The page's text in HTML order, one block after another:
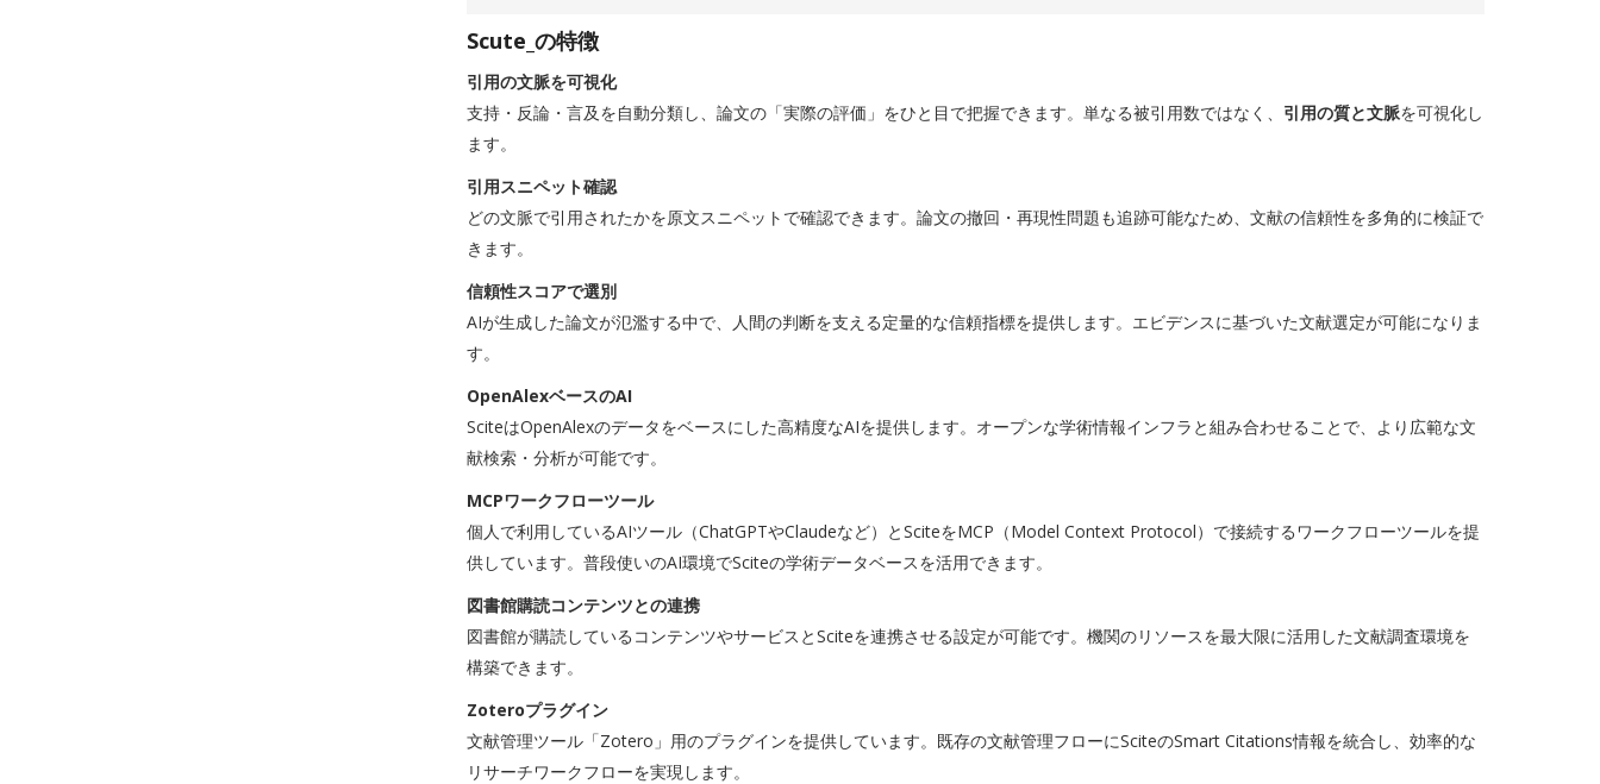
Scute_の特徴
引用の文脈を可視化
支持・反論・言及を自動分類し、論文の「実際の評価」をひと目で把握できます。単なる被引用数ではなく、 引用の質と文脈を可視化し
ます。
引用スニペット確認
どの文脈で引用されたかを原文スニペットで確認できます。論文の撤回・再現性問題も追跡可能なため、文献の信頼性を多角的に検証で
きます。
信頼性スコアで選別
AIが生成した論文が氾濫する中で、人間の判断を支える定量的な信頼指標を提供します。エビデンスに基づいた文献選定が可能になりま
す。
OpenAlexベースのAI
SciteはOpenAlexのデータをベースにした高精度なAIを提供します。オープンな学術情報インフラと組み合わせることで、より広範な文
献検索・分析が可能です。
MCPワークフローツール
個人で利用しているAIツール（ChatGPTやClaudeなど）とSciteをMCP（Model Context Protocol）で接続するワークフローツールを提
供しています。普段使いのAI環境でSciteの学術データベースを活用できます。
図書館購読コンテンツとの連携
図書館が購読しているコンテンツやサービスとSciteを連携させる設定が可能です。機関のリソースを最大限に活用した文献調査環境を
構築できます。
Zoteroプラグイン
文献管理ツール「Zotero」用のプラグインを提供しています。既存の文献管理フローにSciteのSmart Citations情報を統合し、効率的な
リサーチワークフローを実現します。